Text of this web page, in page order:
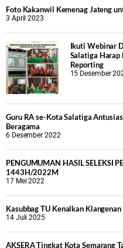
Foto Kakanwil Kemenag Jateng
3 April 2023
Ikuti Webinar
Salatiga Harap
Reporting
15 Desember
Guru RA se-Kota Salatiga
Beragama
6 Desember 2022
PENGUMUMAN HASIL SELEKSI
1443H/2022M
17 Mei 2022
Kasubbag TU Kenalkan Klangenan
14 Juli 2025
AKSERA Tingkat Kota Semarang